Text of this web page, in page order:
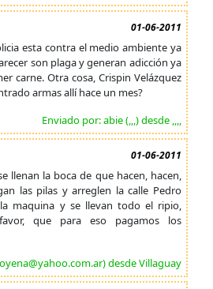
01-06-2011
esta contra el medio ambiente ya
son plaga y generan adicción ya
carne. Otra cosa, Crispin Velázquez
armas allí hace un mes?
Enviado por: abie (,,,) desde ,,,,
01-06-2011
llenan la boca de que hacen, hacen,
las pilas y arreglen la calle Pedro
maquina y se llevan todo el ripio,
favor, que para eso pagamos los
desde Villaguay